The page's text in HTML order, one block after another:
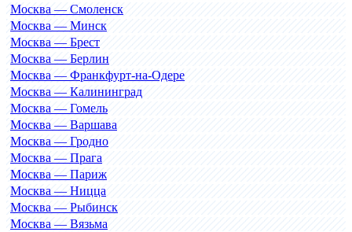
Москва — Смоленск
Москва — Минск
Москва — Брест
Москва — Берлин
Москва — Франкфурт-на-Одере
Москва — Калининград
Москва — Гомель
Москва — Варшава
Москва — Гродно
Москва — Прага
Москва — Париж
Москва — Ницца
Москва — Рыбинск
Москва — Вязьма